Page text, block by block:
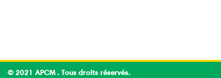
© 2021 APCM . Tous droits réservés.